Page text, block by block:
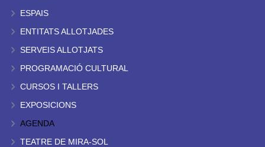
ESPAIS
ENTITATS ALLOTJADES
SERVEIS ALLOTJATS
PROGRAMACIÓ CULTURAL
CURSOS I TALLERS
EXPOSICIONS
AGENDA
TEATRE DE MIRA-SOL